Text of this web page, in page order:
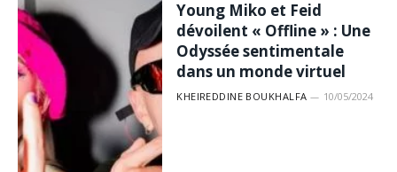
Young Miko et Feid
dévoilent « Offline » : Une
Odyssée sentimentale
dans un monde virtuel
KHEIREDDINE BOUKHALFA 10/05/2024